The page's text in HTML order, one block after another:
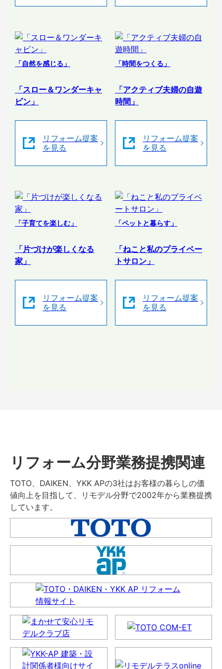
「自然を感じる」
「スロー＆ワンダーキャ
ビン」
リフォーム提案
を見る
「時間をつくる」
「アクティブ夫婦の自遊
時間」
リフォーム提案
を見る
「子育てを楽しむ」
「片づけが楽しくなる
家」
リフォーム提案
を見る
「ペットと暮らす」
「ねこと私のプライベー
トサロン」
リフォーム提案
を見る
リフォーム分野業務提携関連
TOTO、DAIKEN、YKK APの3社はお客様の暮らしの価
値向上を目指して、リモデル分野で2002年から業務提携
しています。